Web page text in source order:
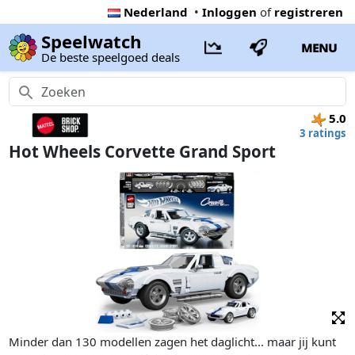
Nederland • Inloggen of registreren
Speelwatch
De beste speelgoed deals
MENU
5.0
3 ratings
Hot Wheels Corvette Grand Sport
Minder dan 130 modellen zagen het daglicht... maar jij kunt